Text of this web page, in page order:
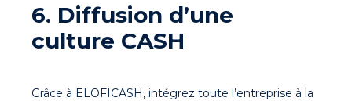
6. Diffusion d’une
culture CASH
Grâce à ELOFICASH, intégrez toute l’entreprise à la